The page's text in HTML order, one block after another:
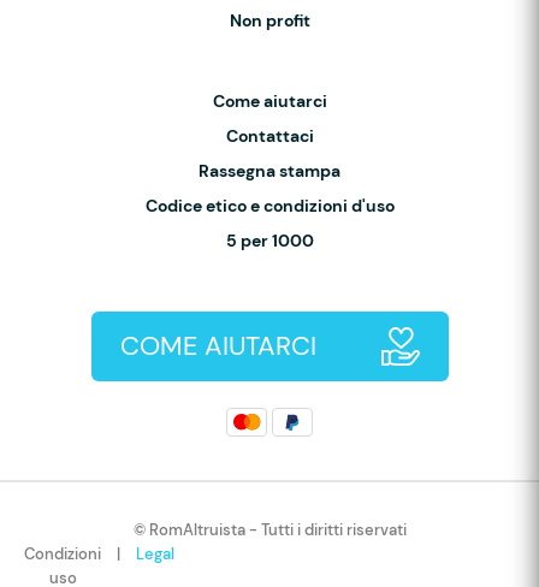
Non profit
Come aiutarci
Contattaci
Rassegna stampa
Codice etico e condizioni d'uso
5 per 1000
COME AIUTARCI
© RomAltruista - Tutti i diritti riservati
Condizioni
uso
| Legal